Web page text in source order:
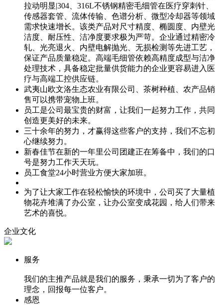
拉动明显|304、316L不锈钢精密毛细管在医疗穿刺针、
传感器套管、流体传输、色谱分析、微型冷却器等领域
需求快速增长。该类产品对尺寸精度、椭圆度、内壁光
洁度、耐压性、洁净度要求极为严苛。企业通过精密冷
轧、光亮退火、内壁电解抛光、无损检测等先进工艺，
保证产品质量稳定。高端毛细管依赖高精度成型与洁净
处理技术，具备稳定批量供货能力的企业更容易进入医
疗与高端工控供应链。
武夷山欧文洛生态农业有限公司、茶树种植、农产品销
售可以携带宠物上班。
员工是公司最宝贵的财富，让我们一起努力工作，共同
创造更美好的未来。
三十余年的努力，才赢得这些客户的支持，我们不忘初
心继续努力。
新春佳节在新的一年里公司团建正在筹备中，我们的口
号是努力工作天天玩。
员工食堂24小时营业方便大家加班。
为了让大家工作在轻松愉快的环境中，公司买了大量植
物花卉堆满了办公室，让办公室变成花园，给人们带来
艺术的喜悦。
企业文化
服务
我们的主推产品就是我们的服务，秉承一切为了客户的
理念，回报每一位客户。
感恩